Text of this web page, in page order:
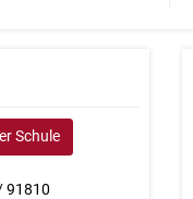
Schule
91810